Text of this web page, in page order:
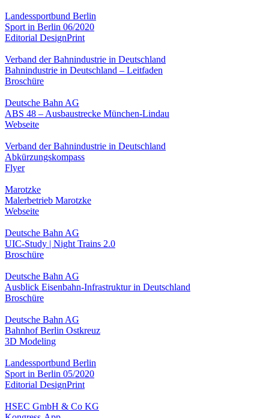
Landessportbund Berlin
Sport in Berlin 06/2020
Editorial DesignPrint
Verband der Bahnindustrie in Deutschland
Bahnindustrie in Deutschland – Leitfaden
Broschüre
Deutsche Bahn AG
ABS 48 – Ausbaustrecke München-Lindau
Webseite
Verband der Bahnindustrie in Deutschland
Abkürzungskompass
Flyer
Marotzke
Malerbetrieb Marotzke
Webseite
Deutsche Bahn AG
UIC-Study | Night Trains 2.0
Broschüre
Deutsche Bahn AG
Ausblick Eisenbahn-Infrastruktur in Deutschland
Broschüre
Deutsche Bahn AG
Bahnhof Berlin Ostkreuz
3D Modeling
Landessportbund Berlin
Sport in Berlin 05/2020
Editorial DesignPrint
HSEC GmbH & Co KG